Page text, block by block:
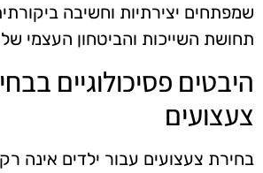
שמפתחים יצירתיות וחשיבה
תחושת השייכות והביטחון העצמי
היבטים פסיכולוגיים
צעצועים
בחירת צעצועים עבור ילדים אינה